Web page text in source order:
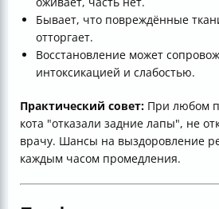
Бывает, что повреждённые
отторгает.
Восстановление может
интоксикацией и слабостью.
Практический совет: При любом
кота "отказали задние лапы", не
врачу. Шансы на выздоровление
каждым часом промедления.